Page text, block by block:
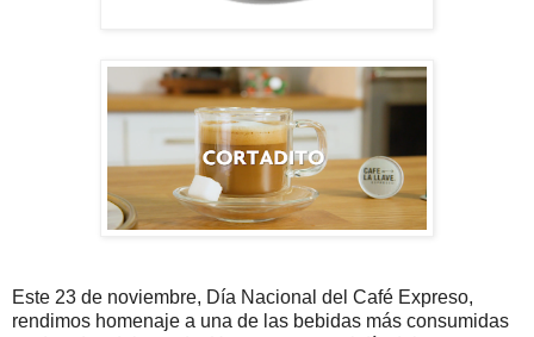
Este 23 de noviembre, Día Nacional del Café Expreso,
rendimos homenaje a una de las bebidas más consumidas